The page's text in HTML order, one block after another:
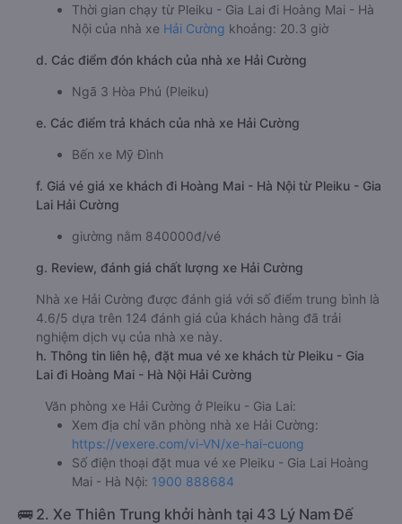
Thời gian chạy từ Pleiku - Gia Lai đi Hoàng Mai - Hà
Nội của nhà xe Hải Cường khoảng: 20.3 giờ
d. Các điểm đón khách của nhà xe Hải Cường
Ngã 3 Hòa Phú (Pleiku)
e. Các điểm trả khách của nhà xe Hải Cường
Bến xe Mỹ Đình
f. Giá vé giá xe khách đi Hoàng Mai - Hà Nội từ Pleiku - Gia
Lai Hải Cường
giường nằm 840000đ/vé
g. Review, đánh giá chất lượng xe Hải Cường
Nhà xe Hải Cường được đánh giá với số điểm trung bình là
4.6/5 dựa trên 124 đánh giá của khách hàng đã trải
nghiệm dịch vụ của nhà xe này.
h. Thông tin liên hệ, đặt mua vé xe khách từ Pleiku - Gia
Lai đi Hoàng Mai - Hà Nội Hải Cường
Văn phòng xe Hải Cường ở Pleiku - Gia Lai:
Xem địa chỉ văn phòng nhà xe Hải Cường:
https://vexere.com/vi-VN/xe-hai-cuong
Số điện thoại đặt mua vé xe Pleiku - Gia Lai Hoàng
Mai - Hà Nội: 1900 888684
🚌 2. Xe Thiên Trung khởi hành tại 43 Lý Nam Đế